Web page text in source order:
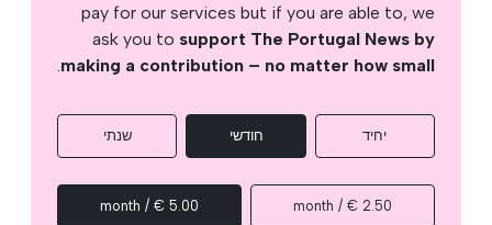
pay for our services but if you are able to, we
ask you to support The Portugal News by
making a contribution – no matter how small
.
יחיד חודשי שנתי
2.50 € / month
5.00 € / month